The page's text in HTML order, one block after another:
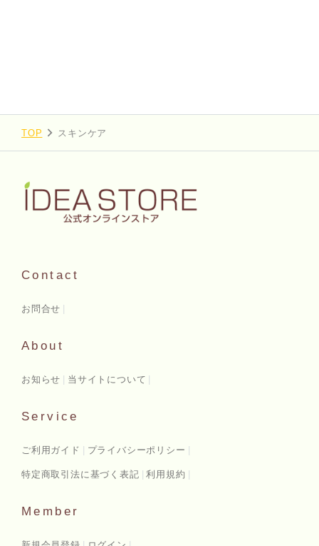
TOP スキンケア
Contact
お問合せ
About
お知らせ 当サイトについて
Service
ご利用ガイド プライバシーポリシー
特定商取引法に基づく表記 利用規約
Member